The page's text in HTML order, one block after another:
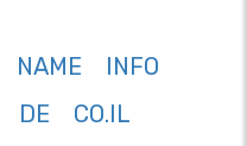
NAME
INFO
DE
CO.IL